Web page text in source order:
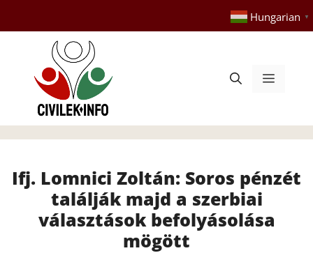
tartalomba
Hungarian ▼
Menü
Ifj. Lomnici Zoltán: Soros pénzét
találják majd a szerbiai
választások befolyásolása
mögött